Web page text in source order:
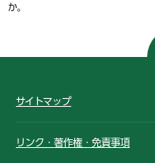
か。
サイトマップ
リンク・著作権・免責事項